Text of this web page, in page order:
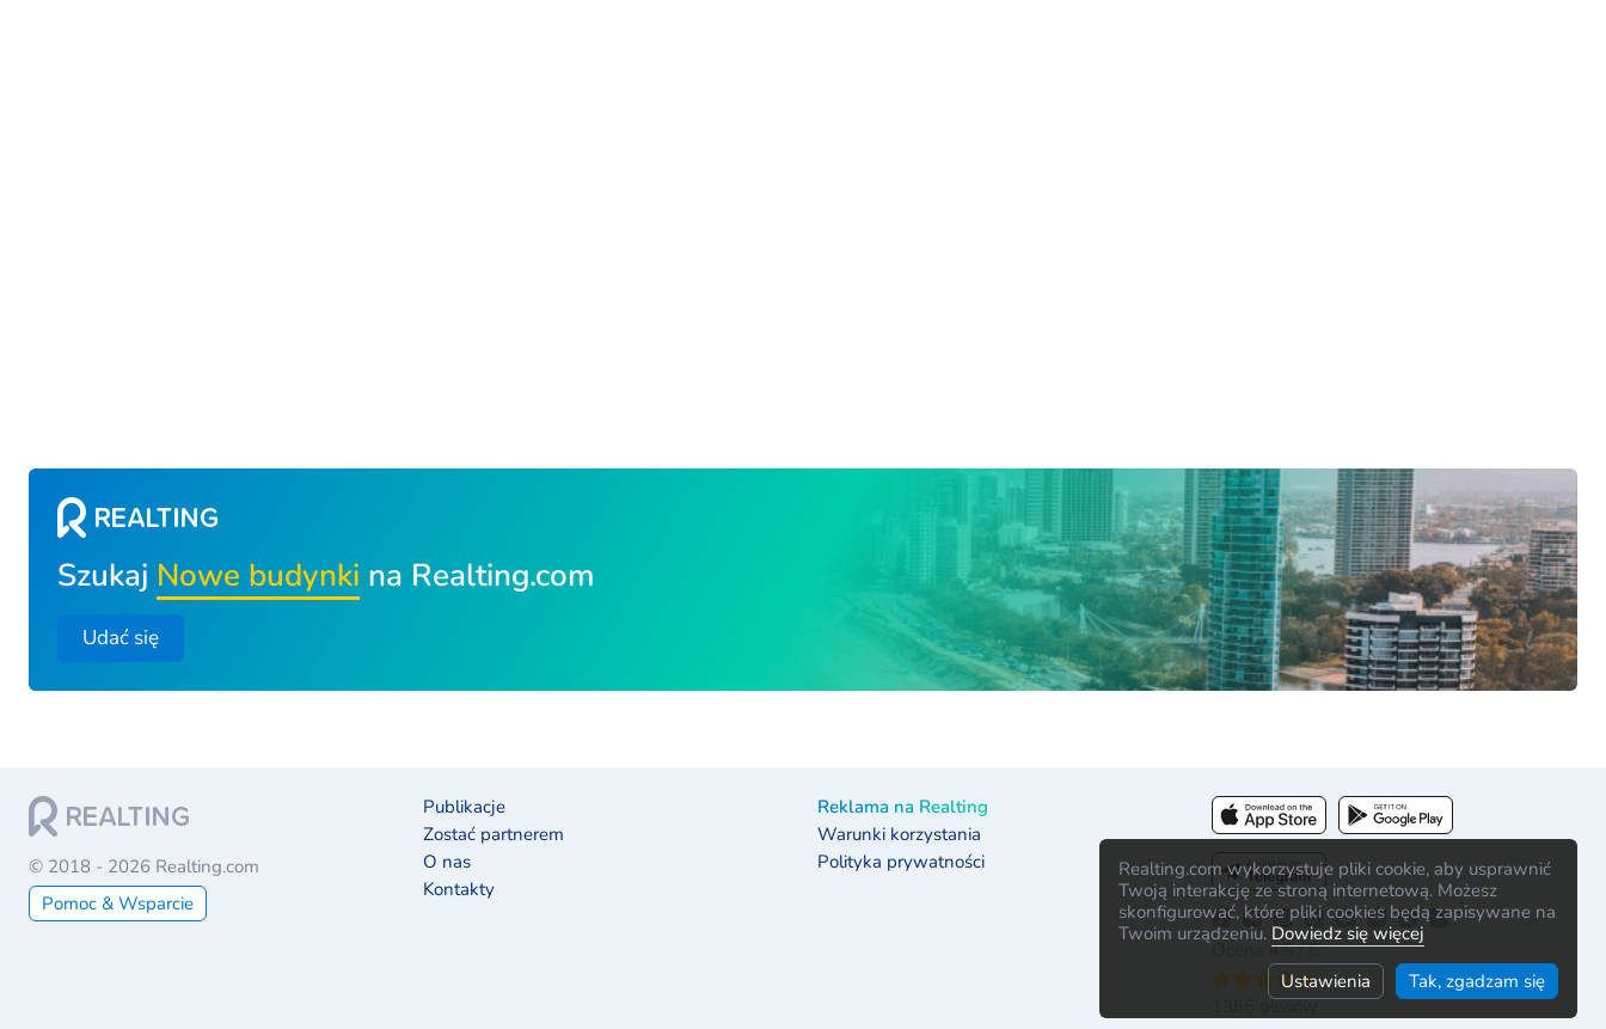
Realting.com wykorzystuje pliki cookie, aby usprawnić
Twoją interakcję ze stroną internetową. Możesz
skonfigurować, które pliki cookies będą zapisywane na
Twoim urządzeniu. Dowiedz się więcej
Ustawienia
Tak, zgadzam się
Szukaj Nowe budynki na Realting.com
Udać się
© 2018 - 2026 Realting.com
Pomoc & Wsparcie
Publikacje
Zostać partnerem
O nas
Kontakty
Reklama na Realting
Warunki korzystania
Polityka prywatności
Ocena 4.9 / 5:
1366 głosów